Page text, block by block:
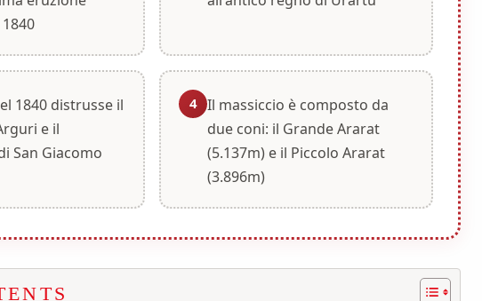
1840 distrusse il
e il
San Giacomo
4 Il massiccio è composto da
due coni: il Grande Ararat
(5.137m) e il Piccolo Ararat
(3.896m)